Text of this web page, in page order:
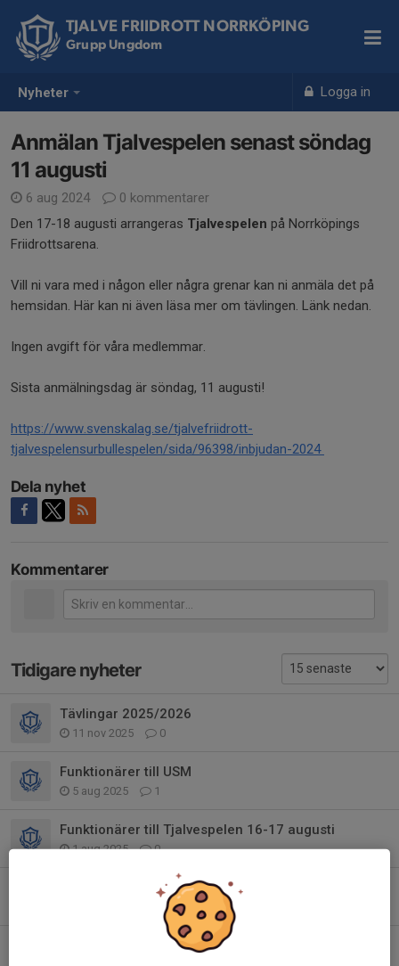
Nyheter Logga in
TJALVE FRIIDROTT NORRKÖPING
Grupp Ungdom
Anmälan Tjalvespelen senast söndag
11 augusti
6 aug 2024
0 kommentarer
Den 17-18 augusti arrangeras Tjalvespelen på Norrköpings
Friidrottsarena.
Vill ni vara med i någon eller några grenar kan ni anmäla det på
hemsidan. Här kan ni även läsa mer om tävlingen. Länk nedan.
Ingen avgift för våra medlemmar.
Sista anmälningsdag är söndag, 11 augusti!
https://www.svenskalag.se/tjalvefriidrott-
tjalvespelensurbullespelen/sida/96398/inbjudan-2024
Dela nyhet
Kommentarer
Tidigare nyheter
Tävlingar 2025/2026
11 nov 2025 0
Funktionärer till USM
5 aug 2025 1
Funktionärer till Tjalvespelen 16-17 augusti
1 aug 2025 0
USM -JSM 29-31 augusti. Funktionärer behövs !
Tävlingar i sommar